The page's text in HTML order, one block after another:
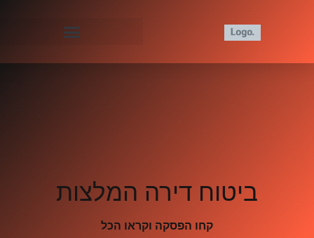
ביטוח דירה המלצות
קחו הפסקה וקראו הכל